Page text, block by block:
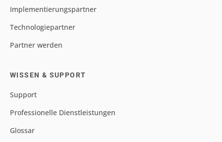
Implementierungspartner
Technologiepartner
Partner werden
WISSEN & SUPPORT
Support
Professionelle Dienstleistungen
Glossar